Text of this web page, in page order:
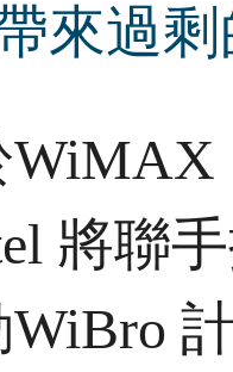
來過剩
將聯
WiBro